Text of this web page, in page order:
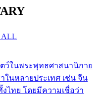
ALL
ว์ในพระพุทธศาสนานิกาย
นหลายประเทศ เช่น จีน
ไทย โดยมีความเชื่อว่า